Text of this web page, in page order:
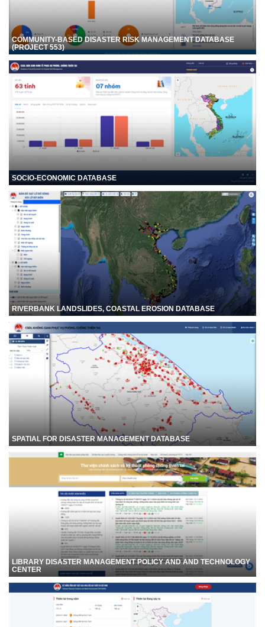
COMMUNITY-BASED DISASTER RISK MANAGEMENT DATABASE
(PROJECT 553)
SOCIO-ECONOMIC DATABASE
RIVERBANK LANDSLIDES, COASTAL EROSION DATABASE
SPATIAL FOR DISASTER MANAGEMENT DATABASE
LIBRARY DISASTER MANAGEMENT POLICY AND AND TECHNOLOGY
CENTER